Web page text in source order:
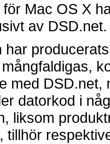
Mac OS X
av DSD.net.
har
med
datorkod i
liksom
tillhör